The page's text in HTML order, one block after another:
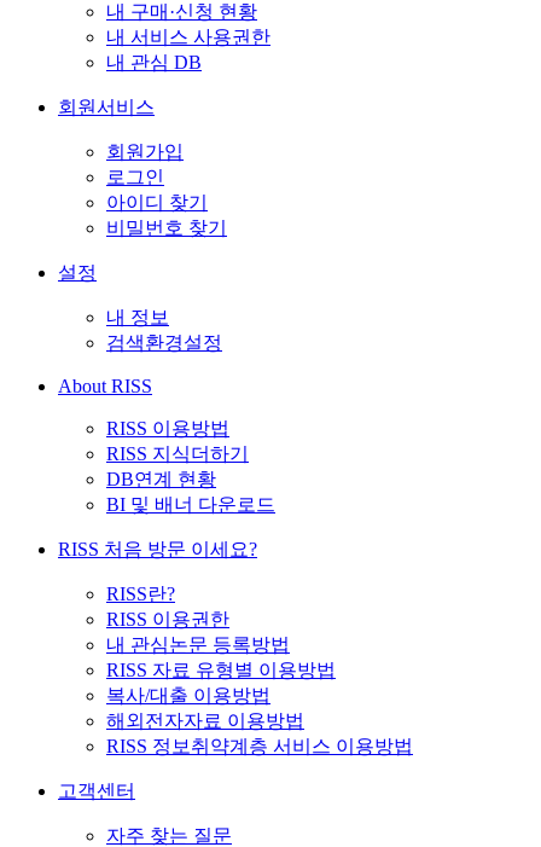
내 구매·신청 현황
내 서비스 사용권한
내 관심 DB
회원서비스
회원가입
로그인
아이디 찾기
비밀번호 찾기
설정
내 정보
검색환경설정
About RISS
RISS 이용방법
RISS 지식더하기
DB연계 현황
BI 및 배너 다운로드
RISS 처음 방문 이세요?
RISS란?
RISS 이용권한
내 관심논문 등록방법
RISS 자료 유형별 이용방법
복사/대출 이용방법
해외전자자료 이용방법
RISS 정보취약계층 서비스 이용방법
고객센터
자주 찾는 질문